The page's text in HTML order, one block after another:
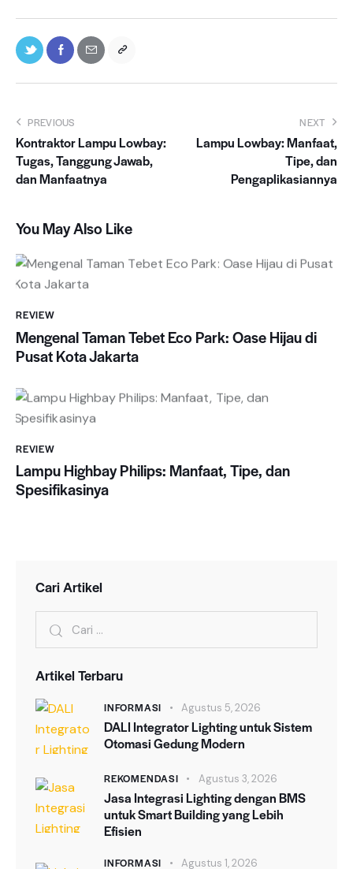
Navigasi
pos
PREVIOUS
Kontraktor Lampu Lowbay:
Tugas, Tanggung Jawab,
dan Manfaatnya
NEXT
Lampu Lowbay: Manfaat,
Tipe, dan
Pengaplikasiannya
You May Also Like
REVIEW
Mengenal Taman Tebet Eco Park: Oase Hijau di
Pusat Kota Jakarta
REVIEW
Lampu Highbay Philips: Manfaat, Tipe, dan
Spesifikasinya
Cari Artikel
Cari
untuk:
Artikel Terbaru
INFORMASI Agustus 5, 2026
DALI Integrator Lighting untuk Sistem
Otomasi Gedung Modern
REKOMENDASI Agustus 3, 2026
Jasa Integrasi Lighting dengan BMS
untuk Smart Building yang Lebih
Efisien
INFORMASI Agustus 1, 2026